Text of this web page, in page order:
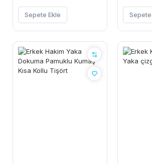
Sepete Ekle Sepete